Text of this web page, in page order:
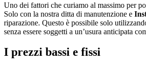
Uno dei fattori che curiamo al massimo per
Solo con la nostra ditta di manutenzione e
riparazione. Questo è possibile solo
senza essere soggetti a un’usura anticipata
I prezzi bassi e fissi